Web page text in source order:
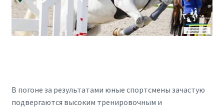
В погоне за результатами юные спортсмены зачастую
подвергаются высоким тренировочным и